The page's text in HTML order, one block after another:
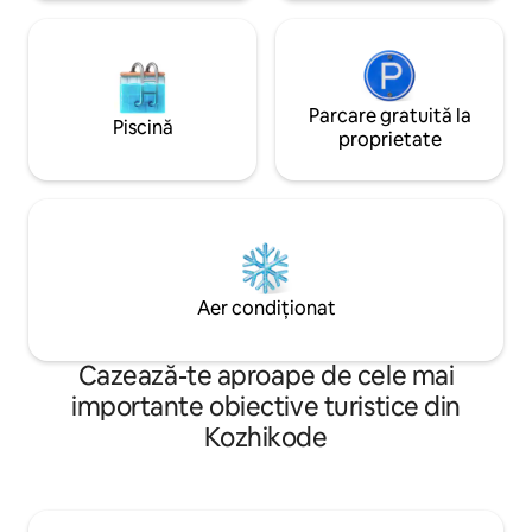
Piscină
Parcare gratuită la
proprietate
Aer condiționat
Cazează-te aproape de cele mai
importante obiective turistice din
Kozhikode